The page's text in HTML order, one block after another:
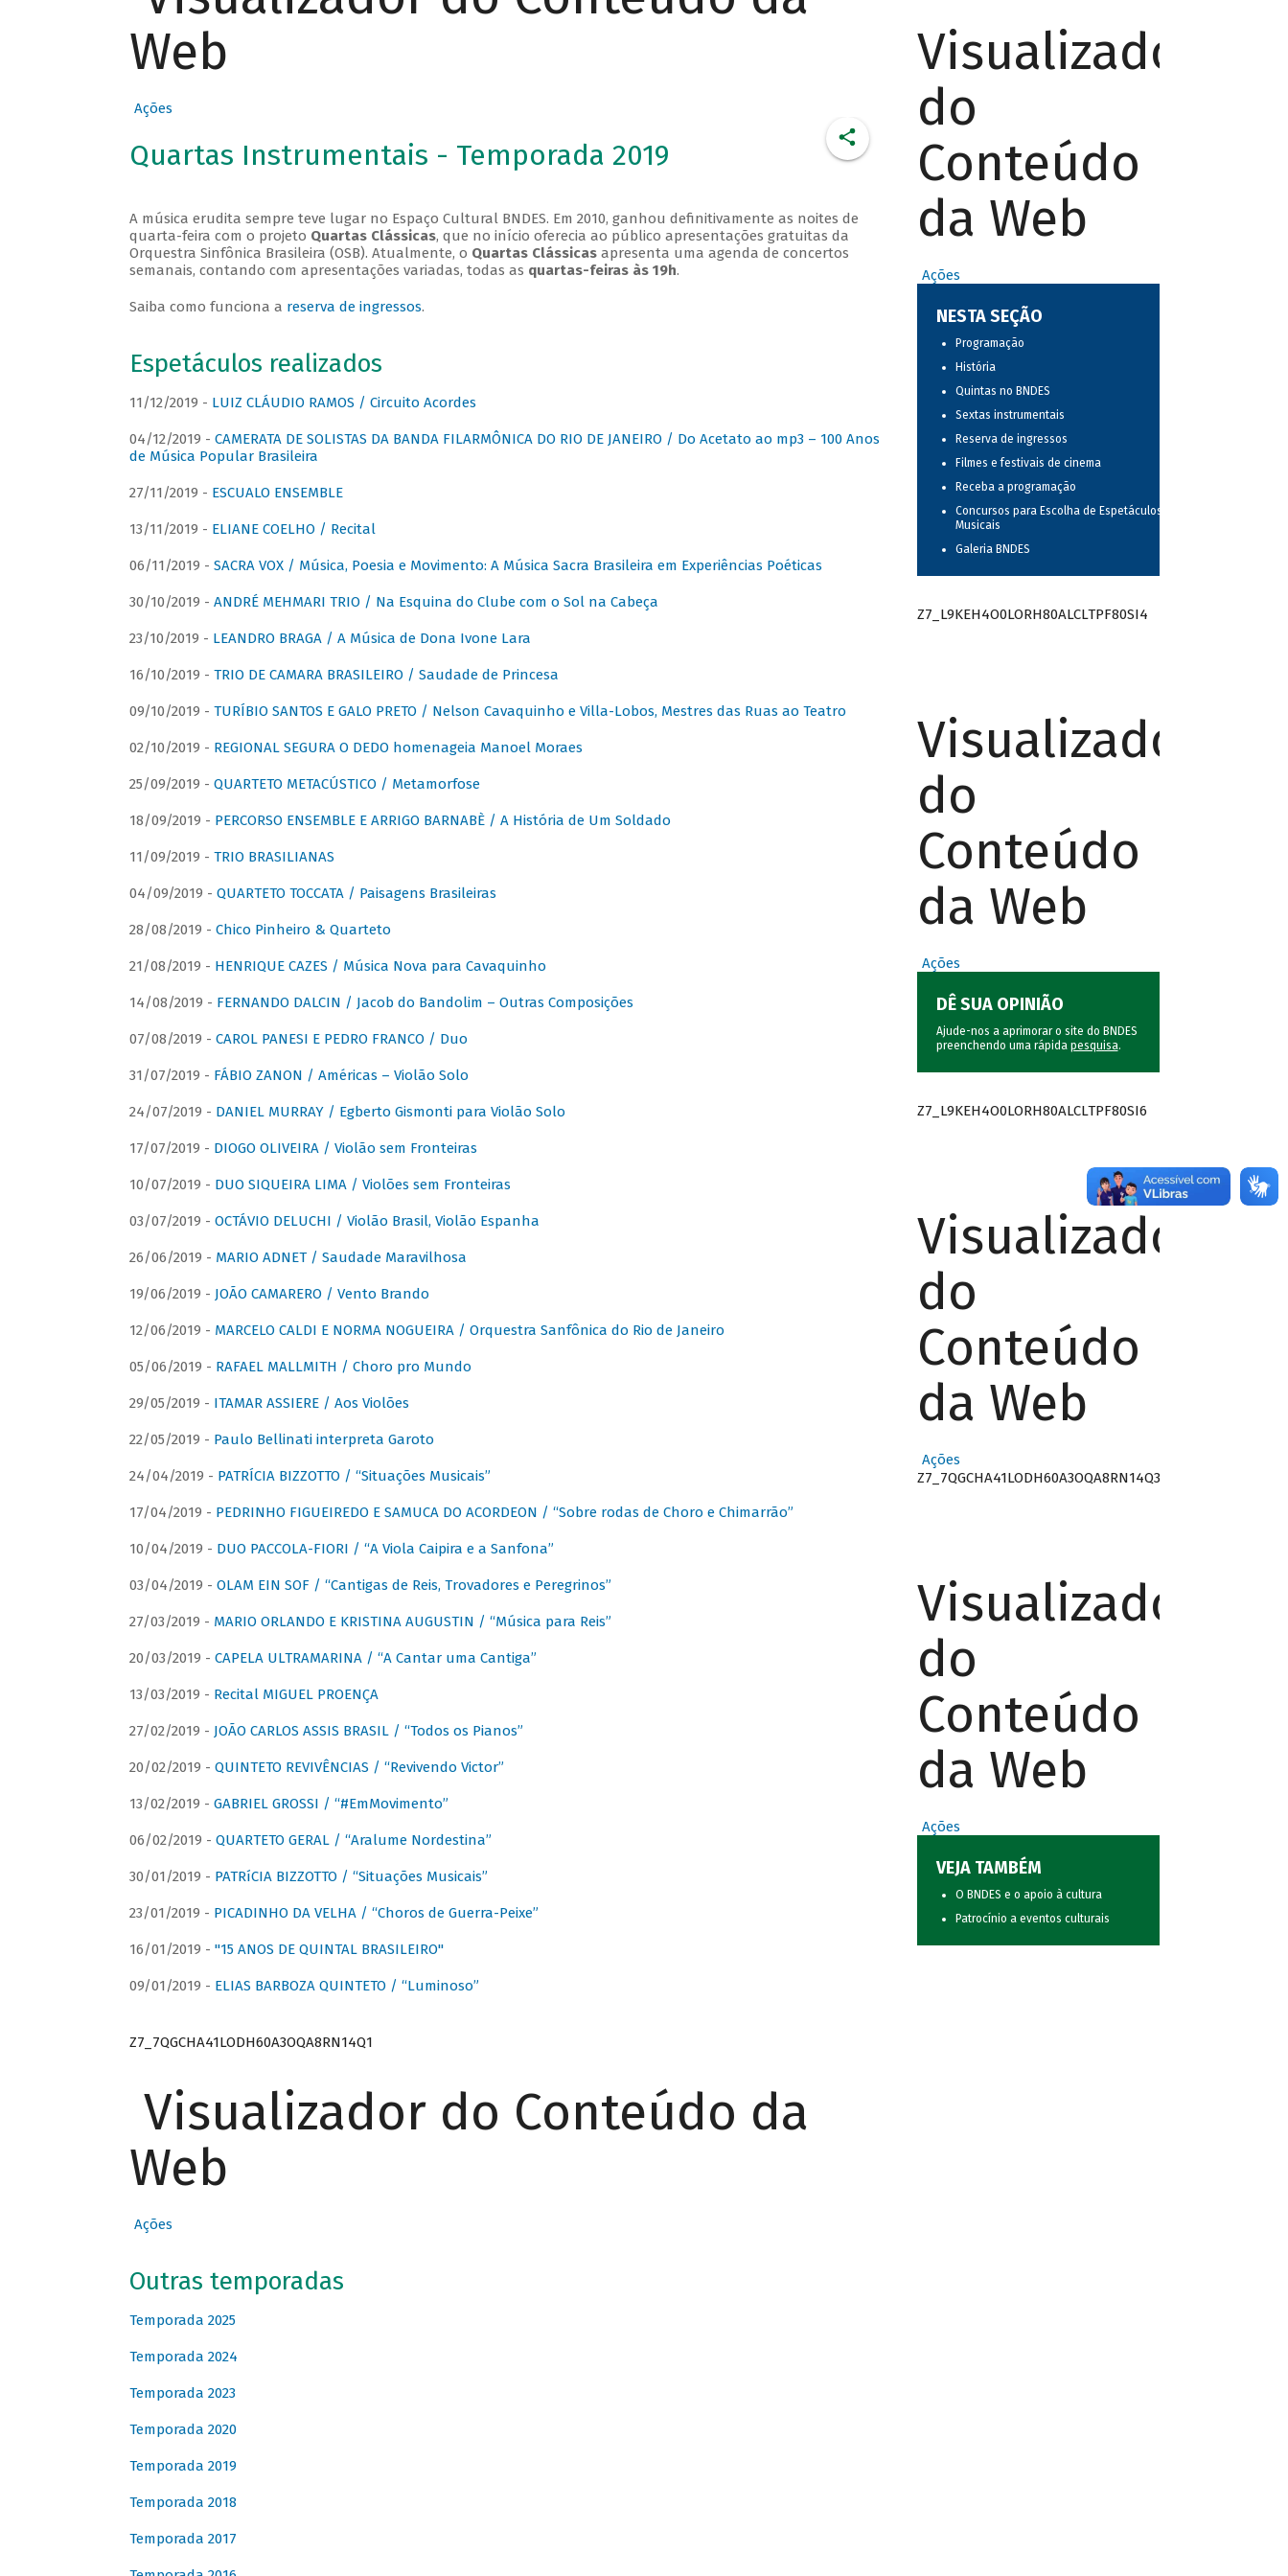
Web
Ações
Quartas Instrumentais - Temporada 2019
A música erudita sempre teve lugar no Espaço Cultural BNDES. Em 2010, ganhou definitivamente as noites de
quarta-feira com o projeto Quartas Clássicas, que no início oferecia ao público apresentações gratuitas da
Orquestra Sinfônica Brasileira (OSB). Atualmente, o Quartas Clássicasapresenta uma agenda de concertos
semanais, contando com apresentações variadas, todas as quartas-feiras às 19h.
Saiba como funciona a reserva de ingressos.
Espetáculos realizados
11/12/2019 - LUIZ CLÁUDIO RAMOS / Circuito Acordes
04/12/2019 - CAMERATA DE SOLISTAS DA BANDA FILARMÔNICA DO RIO DE JANEIRO / Do Acetato ao mp3 – 100 Anos
de Música Popular Brasileira
27/11/2019 - ESCUALO ENSEMBLE
13/11/2019 - ELIANE COELHO / Recital
06/11/2019 - SACRA VOX / Música, Poesia e Movimento: A Música Sacra Brasileira em Experiências Poéticas
30/10/2019 - ANDRÉ MEHMARI TRIO / Na Esquina do Clube com o Sol na Cabeça
23/10/2019 - LEANDRO BRAGA / A Música de Dona Ivone Lara
16/10/2019 - TRIO DE CAMARA BRASILEIRO / Saudade de Princesa
09/10/2019 - TURÍBIO SANTOS E GALO PRETO / Nelson Cavaquinho e Villa-Lobos, Mestres das Ruas ao Teatro
02/10/2019 - REGIONAL SEGURA O DEDO homenageia Manoel Moraes
25/09/2019 - QUARTETO METACÚSTICO / Metamorfose
18/09/2019 - PERCORSO ENSEMBLE E ARRIGO BARNABÈ / A História de Um Soldado
11/09/2019 - TRIO BRASILIANAS
04/09/2019 - QUARTETO TOCCATA / Paisagens Brasileiras
28/08/2019 - Chico Pinheiro & Quarteto
21/08/2019 - HENRIQUE CAZES / Música Nova para Cavaquinho
14/08/2019 - FERNANDO DALCIN / Jacob do Bandolim – Outras Composições
07/08/2019 - CAROL PANESI E PEDRO FRANCO / Duo
31/07/2019 - FÁBIO ZANON / Américas – Violão Solo
24/07/2019 - DANIEL MURRAY / Egberto Gismonti para Violão Solo
17/07/2019 - DIOGO OLIVEIRA / Violão sem Fronteiras
10/07/2019 - DUO SIQUEIRA LIMA / Violões sem Fronteiras
03/07/2019 - OCTÁVIO DELUCHI / Violão Brasil, Violão Espanha
26/06/2019 - MARIO ADNET / Saudade Maravilhosa
19/06/2019 - JOÃO CAMARERO / Vento Brando
12/06/2019 - MARCELO CALDI E NORMA NOGUEIRA / Orquestra Sanfônica do Rio de Janeiro
05/06/2019 - RAFAEL MALLMITH / Choro pro Mundo
29/05/2019 - ITAMAR ASSIERE / Aos Violões
22/05/2019 - Paulo Bellinati interpreta Garoto
24/04/2019 - PATRÍCIA BIZZOTTO / “Situações Musicais”
17/04/2019 - PEDRINHO FIGUEIREDO E SAMUCA DO ACORDEON / “Sobre rodas de Choro e Chimarrão”
10/04/2019 - DUO PACCOLA-FIORI / “A Viola Caipira e a Sanfona”
03/04/2019 - OLAM EIN SOF / “Cantigas de Reis, Trovadores e Peregrinos”
27/03/2019 - MARIO ORLANDO E KRISTINA AUGUSTIN / “Música para Reis”
20/03/2019 - CAPELA ULTRAMARINA / “A Cantar uma Cantiga”
13/03/2019 - Recital MIGUEL PROENÇA
27/02/2019 - JOÃO CARLOS ASSIS BRASIL / “Todos os Pianos”
20/02/2019 - QUINTETO REVIVÊNCIAS / “Revivendo Victor”
13/02/2019 - GABRIEL GROSSI / “#EmMovimento”
06/02/2019 - QUARTETO GERAL / “Aralume Nordestina”
30/01/2019 - PATRíCIA BIZZOTTO / “Situações Musicais”
23/01/2019 - PICADINHO DA VELHA / “Choros de Guerra-Peixe”
16/01/2019 - "15 ANOS DE QUINTAL BRASILEIRO"
09/01/2019 - ELIAS BARBOZA QUINTETO / “Luminoso”
Z7_7QGCHA41LODH60A3OQA8RN14Q1
Visualizador do Conteúdo da
Web
Ações
Outras temporadas
Temporada 2025
Temporada 2024
Temporada 2023
Temporada 2020
Temporada 2019
Temporada 2018
Temporada 2017
Visualizador
do
Conteúdo
da Web
Ações
NESTA SEÇÃO
Programação
História
Quintas no BNDES
Sextas instrumentais
Reserva de ingressos
Filmes e festivais de cinema
Receba a programação
Concursos para Escolha de Espetáculos
Musicais
Galeria BNDES
Z7_L9KEH4O0LORH80ALCLTPF80SI4
Visualizador
do
Conteúdo
da Web
Ações
DÊ SUA OPINIÃO
Ajude-nos a aprimorar o site do BNDES
preenchendo uma rápida pesquisa.
Z7_L9KEH4O0LORH80ALCLTPF80SI6
Visualizador
do
Conteúdo
da Web
Ações
Z7_7QGCHA41LODH60A3OQA8RN14Q3
Visualizador
do
Conteúdo
da Web
Ações
VEJA TAMBÉM
O BNDES e o apoio à cultura
Patrocínio a eventos culturais